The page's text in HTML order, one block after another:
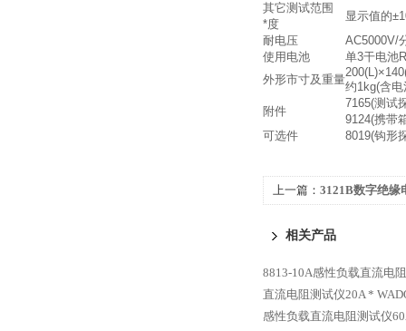
其它测试范围
*度
显示值的
耐电压
AC5000V/
使用电池
单3干电池
外形市寸及重量
约1kg(含电
附件
7165(测试
9124(携带
可选件
8019(钩形
上一篇： 3121B数字绝缘
相关产品
8813-10A感性负载直流电
直流电阻测试仪20A *
感性负载直流电阻测试仪